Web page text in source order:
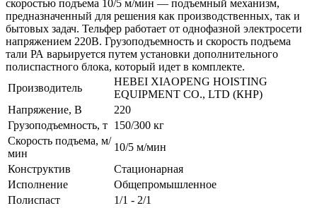
скоростью подъема 10/5 м/мин — подъемный механизм,
предназначенный для решения как производственных, так и
бытовых задач. Тельфер работает от однофазной электросети
напряжением 220В. Грузоподъемность и скорость подъема
тали РА варьируется путем установки дополнительного
полиспастного блока, который идет в комплекте.
Производитель
HEBEI XIAOPENG HOISTING
EQUIPMENT CO., LTD (КНР)
Напряжение, В
220
Грузоподъемность, т 150/300 кг
Скорость подъема, м/
мин
10/5 м/мин
Конструктив
Стационарная
Исполнение
Общепромышленное
Полиспаст
1/1 - 2/1